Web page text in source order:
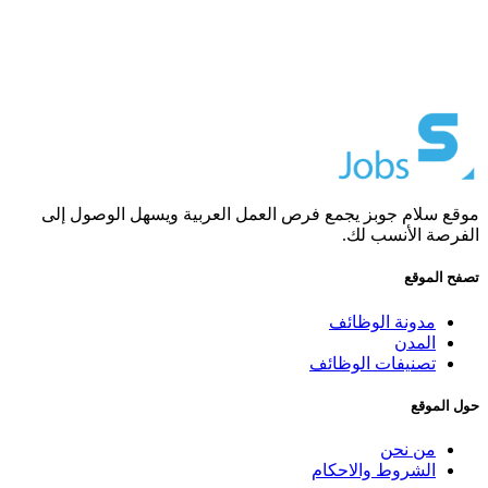
موقع سلام جوبز يجمع فرص العمل العربية ويسهل الوصول إلى
الفرصة الأنسب لك.
تصفح الموقع
مدونة الوظائف
المدن
تصنيفات الوظائف
حول الموقع
من نحن
الشروط والاحكام